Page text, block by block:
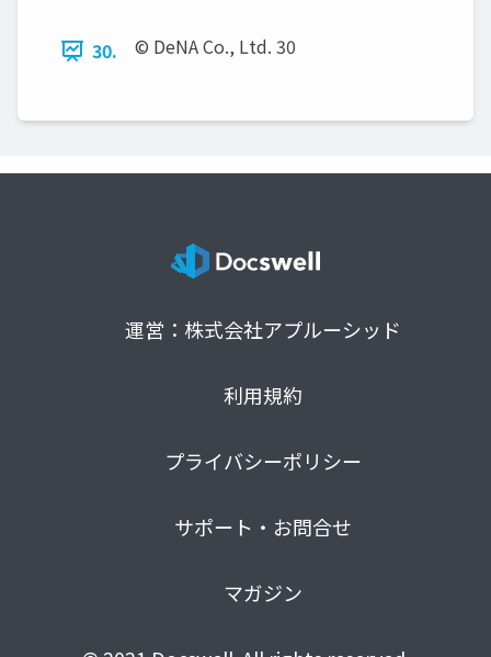
30. © DeNA Co., Ltd. 30
運営：株式会社アプルーシッド
利用規約
プライバシーポリシー
サポート・お問合せ
マガジン